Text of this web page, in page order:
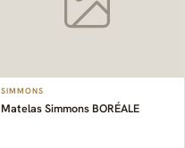
SIMMONS
Matelas Simmons BORÉALE